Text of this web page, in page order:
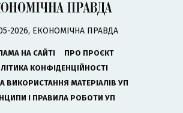
2026, ЕКОНОМІЧНА ПРАВДА
НА САЙТІ
ПРО ПРОЄКТ
КОНФІДЕНЦІЙНОСТІ
ВИКОРИСТАННЯ МАТЕРІАЛІВ УП
І ПРАВИЛА РОБОТИ УП